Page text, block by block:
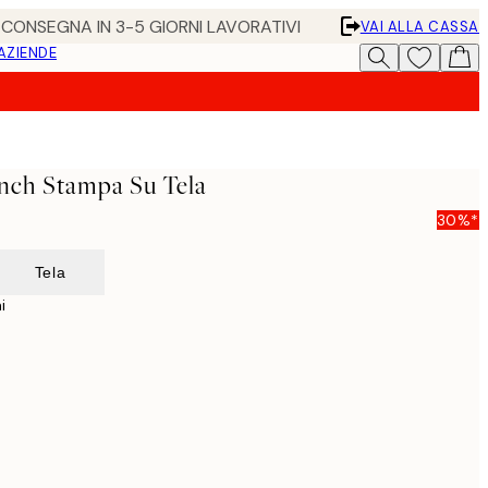
IN 3-5 GIORNI LAVORATIVI
VAI ALLA CASSA
Stampa Su Tela
30%*
Tela